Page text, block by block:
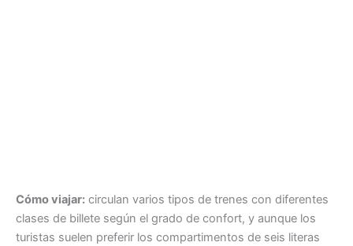
Cómo viajar: circulan varios tipos de trenes con diferentes
clases de billete según el grado de confort, y aunque los
turistas suelen preferir los compartimentos de seis literas